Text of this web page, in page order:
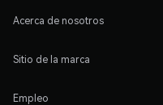
Acerca de nosotros
Sitio de la marca
Empleo